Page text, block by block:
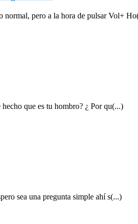
pero a la hora de pulsar Vol+
que es tu hombro? ¿ Por qu(...)
sea una pregunta simple ahí s(...)